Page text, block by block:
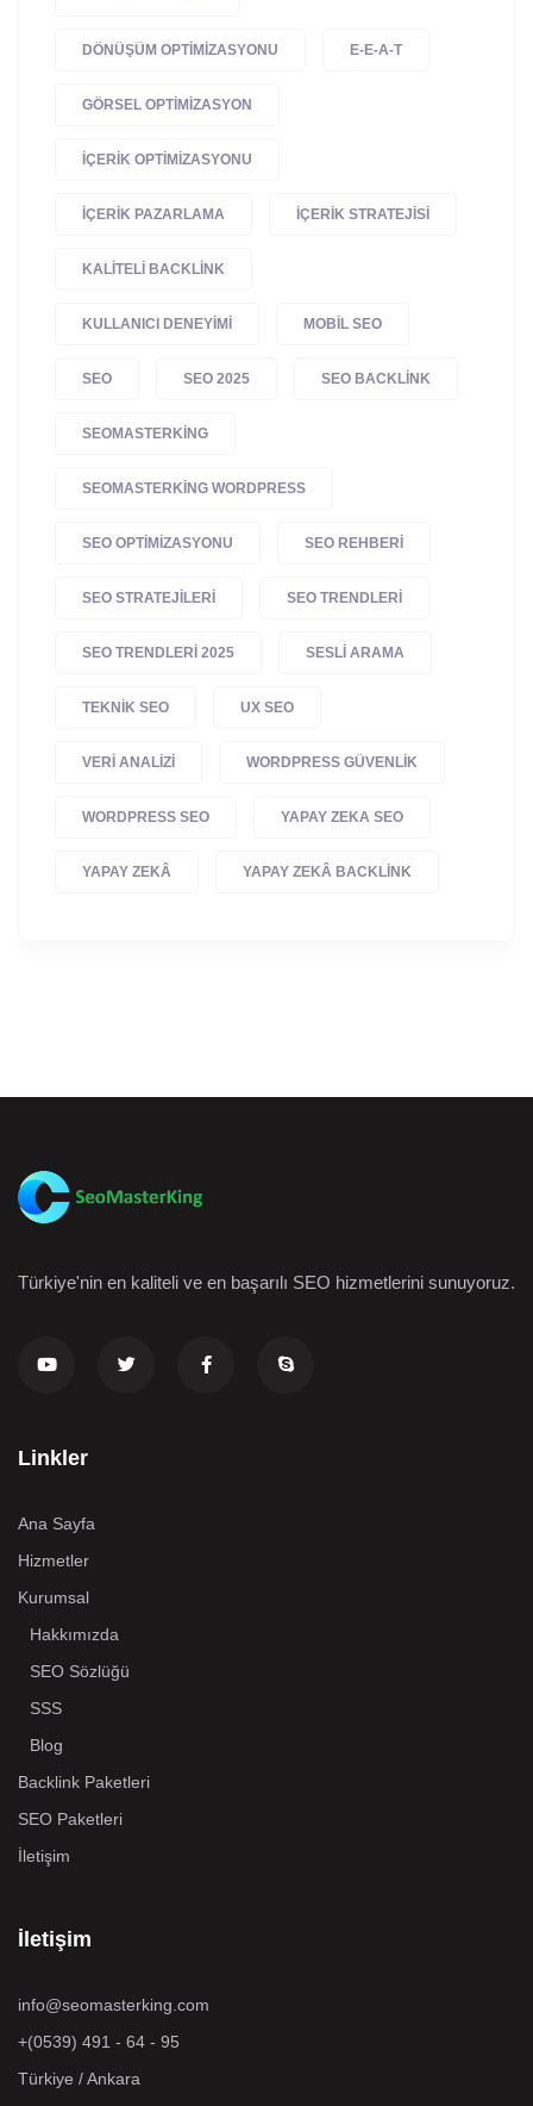
DÖNÜŞÜM OPTIMIZASYONU E-E-A-T
GÖRSEL OPTIMIZASYON
IÇERIK OPTIMIZASYONU
IÇERIK PAZARLAMA IÇERIK STRATEJISI
KALITELI BACKLINK
KULLANICI DENEYIMI MOBIL SEO
SEO SEO 2025 SEO BACKLINK
SEOMASTERKING
SEOMASTERKING WORDPRESS
SEO OPTIMIZASYONU SEO REHBERI
SEO STRATEJILERI SEO TRENDLERI
SEO TRENDLERI 2025 SESLI ARAMA
TEKNIK SEO UX SEO
VERI ANALIZI WORDPRESS GÜVENLIK
WORDPRESS SEO YAPAY ZEKA SEO
YAPAY ZEKÂ YAPAY ZEKÂ BACKLINK
Türkiye'nin en kaliteli ve en başarılı SEO hizmetlerini sunuyoruz.
Linkler
Ana Sayfa
Hizmetler
Kurumsal
Hakkımızda
SEO Sözlüğü
SSS
Blog
Backlink Paketleri
SEO Paketleri
İletişim
İletişim
info@seomasterking.com
+(0539) 491 - 64 - 95
Türkiye / Ankara